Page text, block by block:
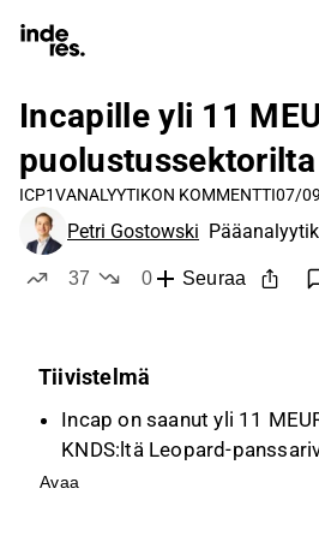
Incapille yli 11
puolustussektorilta
ICP1VANALYYTIKON KOMMENTTI07/
Petri Gostowski
37
0
Seuraa
Tiivistelmä
Incap on saanut yli 11
KNDS:ltä Leopard-
kaapelisarjoista ja
Avaa